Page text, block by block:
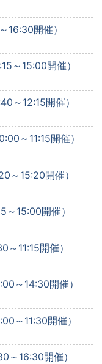
16:30開催）
～15:00開催）
～12:15開催）
～11:15開催）
～15:20開催）
15:00開催）
11:15開催）
～14:30開催）
～11:30開催）
～16:30開催）